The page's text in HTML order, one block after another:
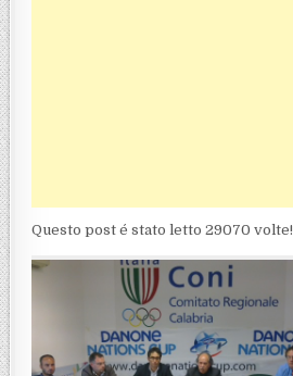
Questo post é stato letto 29070 volte!